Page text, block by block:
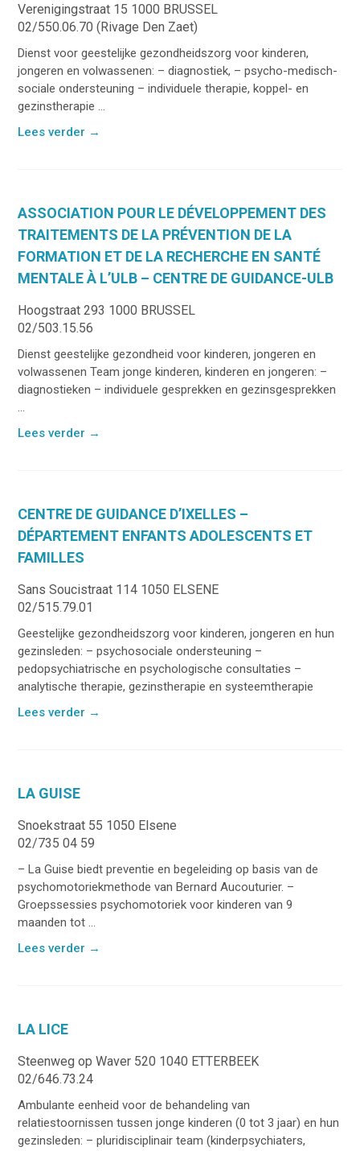
Verenigingstraat 15 1000 BRUSSEL
02/550.06.70 (Rivage Den Zaet)
Dienst voor geestelijke gezondheidszorg voor kinderen,
jongeren en volwassenen: – diagnostiek, – psycho-medisch-
sociale ondersteuning – individuele therapie, koppel- en
gezinstherapie ...
Lees verder →
ASSOCIATION POUR LE DÉVELOPPEMENT DES
TRAITEMENTS DE LA PRÉVENTION DE LA
FORMATION ET DE LA RECHERCHE EN SANTÉ
MENTALE À L’ULB – CENTRE DE GUIDANCE-ULB
Hoogstraat 293 1000 BRUSSEL
02/503.15.56
Dienst geestelijke gezondheid voor kinderen, jongeren en
volwassenen Team jonge kinderen, kinderen en jongeren: –
diagnostieken – individuele gesprekken en gezinsgesprekken
...
Lees verder →
CENTRE DE GUIDANCE D’IXELLES –
DÉPARTEMENT ENFANTS ADOLESCENTS ET
FAMILLES
Sans Soucistraat 114 1050 ELSENE
02/515.79.01
Geestelijke gezondheidszorg voor kinderen, jongeren en hun
gezinsleden: – psychosociale ondersteuning –
pedopsychiatrische en psychologische consultaties –
analytische therapie, gezinstherapie en systeemtherapie
Lees verder →
LA GUISE
Snoekstraat 55 1050 Elsene
02/735 04 59
– La Guise biedt preventie en begeleiding op basis van de
psychomotoriekmethode van Bernard Aucouturier. –
Groepssessies psychomotoriek voor kinderen van 9
maanden tot ...
Lees verder →
LA LICE
Steenweg op Waver 520 1040 ETTERBEEK
02/646.73.24
Ambulante eenheid voor de behandeling van
relatiestoornissen tussen jonge kinderen (0 tot 3 jaar) en hun
gezinsleden: – pluridisciplinair team (kinderpsychiaters,